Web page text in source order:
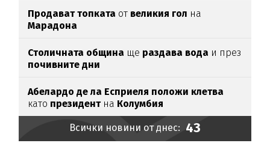
Продават топката от великия гол на
Марадона
Столичната община ще раздава вода и през
почивните дни
Абелардо де ла Есприеля положи клетва
като президент на Колумбия
Всички новини от днес: 43